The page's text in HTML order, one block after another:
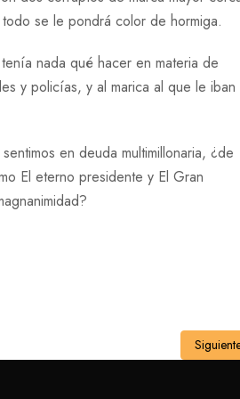
se le pondrá color de hormiga.
nada qué hacer en materia de
y policías, y al marica al que le iban
en deuda multimillonaria, ¿de
El eterno presidente y El Gran